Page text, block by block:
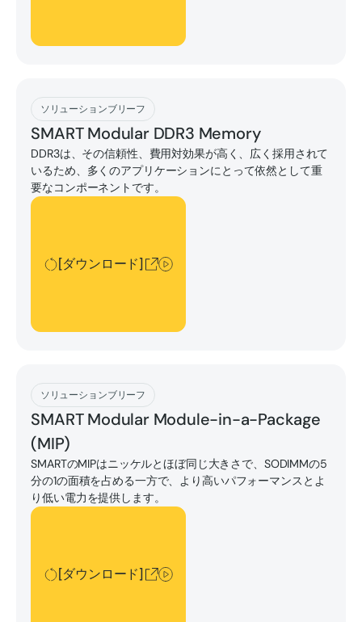
ソリューションブリーフ
SMART Modular DDR3 Memory
DDR3は、その信頼性、費用対効果が高く、広く採用されて
いるため、多くのアプリケーションにとって依然として重
要なコンポーネントです。
[ダウンロード]
[ダウンロード]
[ダウンロード]
ソリューションブリーフ
SMART Modular Module-in-a-Package
(MIP)
SMARTのMIPはニッケルとほぼ同じ大きさで、SODIMMの5
分の1の面積を占める一方で、より高いパフォーマンスとよ
り低い電力を提供します。
[ダウンロード]
[ダウンロード]
[ダウンロード]